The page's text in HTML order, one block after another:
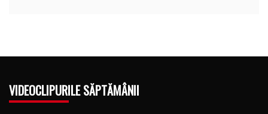
VIDEOCLIPURILE SĂPTĂMÂNII